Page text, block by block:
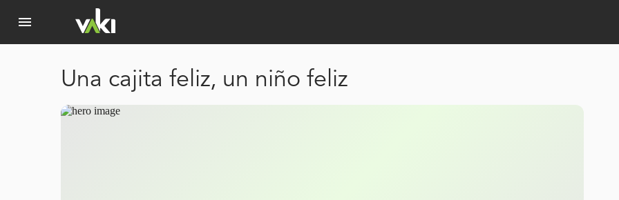
menu
Una cajita feliz, un niño feliz